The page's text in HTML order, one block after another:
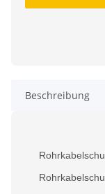
Beschreibung